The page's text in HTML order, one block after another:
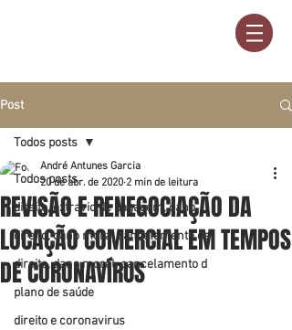
Post
Todos posts
direito, extravio de bagagem, dano
direito, dano mora, cancelamento de
direito, dano moral, cancelamento d
plano de saúde
direito e coronavirus
Todos posts
REVISÃO E RENEGOCIAÇÃO DA
LOCAÇÃO COMERCIAL EM TEMPOS
DE CORONAVÍRUS
André Antunes Garcia
20 de abr. de 2020 2 min de leitura